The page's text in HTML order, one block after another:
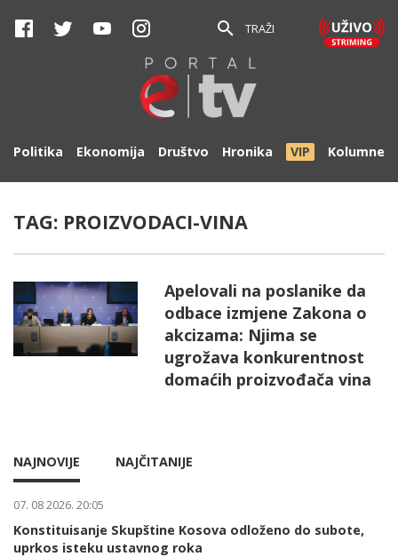
TRAŽI
Politika Ekonomija Društvo Hronika VIP Kolumne
TAG: PROIZVODACI-VINA
Apelovali na poslanike da
odbace izmjene Zakona o
akcizama: Njima se
ugrožava konkurentnost
domaćih proizvođača vina
NAJNOVIJE NAJČITANIJE
07. 08 2026. 20:05
Konstituisanje Skupštine Kosova odloženo do subote,
uprkos isteku ustavnog roka